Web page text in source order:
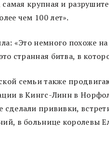
самая крупная и
чем 100 лет».
«Это немного похоже
странная битва, в
семьи также
в Кингс-Линн в
сделали прививки,
в больнице королевы